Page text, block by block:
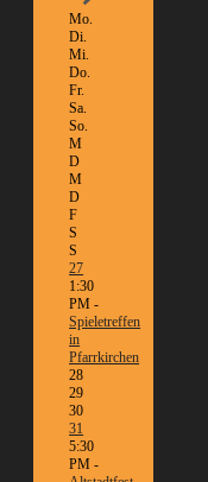
Mo.
Di.
Mi.
Do.
Fr.
Sa.
So.
M
D
M
D
F
S
S
27
1:30
PM -
Spieletreffen
in
Pfarrkirchen
28
29
30
31
5:30
PM -